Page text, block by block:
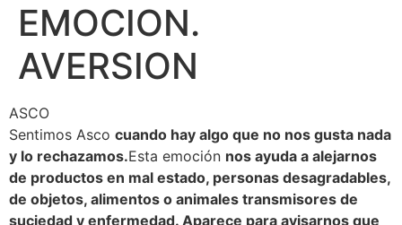
EMOCION.
AVERSION
ASCO
Sentimos Asco cuando hay algo que no nos gusta nada
y lo rechazamos.Esta emoción nos ayuda a alejarnos
de productos en mal estado, personas desagradables,
de objetos, alimentos o animales transmisores de
suciedad y enfermedad. Aparece para avisarnos que